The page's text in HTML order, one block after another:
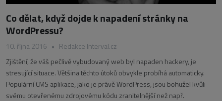
Co dělat, když dojde k napadení stránky na
WordPressu?
10. října 2016 • Redakce Interval.cz
Zjištění, že váš pečlivě vybudovaný web byl napaden hackery, je
stresující situace. Většina těchto útoků obvykle probíhá automaticky.
Populární CMS aplikace, jako je právě WordPress, jsou bohužel kvůli
svému otevřenému zdrojovému kódu zranitelnější než např.